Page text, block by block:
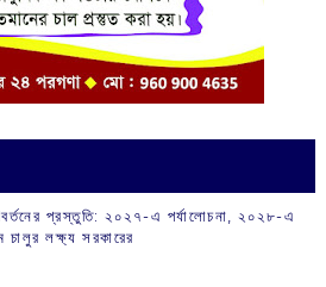
প্রস্তুতি: ২০২৭-এ পর্যালোচনা, ২০২৮-এ
লক্ষ্য সরকারের